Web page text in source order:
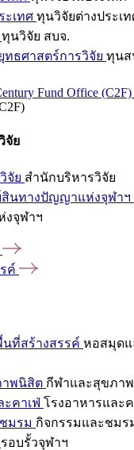
ะเทศ ทุนวิจัยต่างประเ
ทุนวิจัย สบจ.
ธศาสตร์การวิจัย ทุนส
Fund Office (C2F)
จัย
จัย สำนักบริหารวิจัย
นทางปัญญาแห่งจุฬาฯ
จุฬาฯ
ค์
ที่สร้างสรรค์ หอสมุดแ
พนิสิต กีฬาและสุขภา
คาเฟ่ โรงอาหารและค
มรม กิจกรรมและชมร
รอบรั้วจุฬาฯ